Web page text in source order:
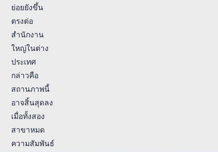
ย่อยยังขึ้น
ตรงต่อ
สำนักงาน
ใหญ่ในต่าง
ประเทศ
กล่าวคือ
สถานภาพนี้
อาจสิ้นสุดลง
เมื่อทั้งสอง
สาขาหมด
ความสัมพันธ์